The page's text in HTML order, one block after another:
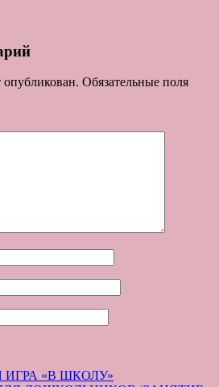
опубликован. Обязательные поля
«В ШКОЛУ»